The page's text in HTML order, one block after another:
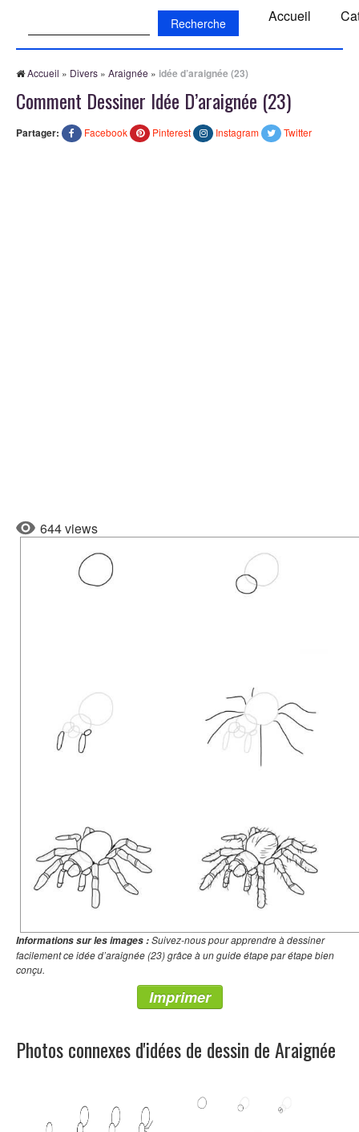
Accueil
Accueil » Divers » Araignée » idée d’araignée (23)
Comment Dessiner Idée D’araignée (23)
Partager: Facebook Pinterest Instagram Twitter
644 views
Informations sur les images :Suivez-nous pour apprendre à dessiner
facilement ce idée d’araignée (23) grâce à un guide étape par étape bien
conçu.
Imprimer
Photos connexes d'idées de dessin de Araignée